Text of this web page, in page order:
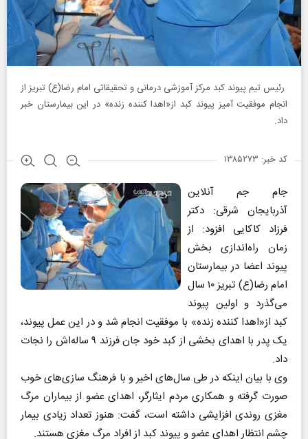
رئیس تیم پیوند کبد مرکز آموزشی درمانی و تحقیقاتی امام رضا(ع) تبریز از
انجام موفقیت آمیز پیوند کبد از«اهدا کننده زنده» در این بیمارستان خبر
داد.
کد خبر: ۱۳۸۵۲۷۳
جام جم آنلاین
آذربایجان شرقی: دکتر
فرزاد کاکایی افزود: از
زمان راه‌اندازی بخش
پیوند اعضا در بیمارستان
امام رضا(ع) تبریز ۱۰ سال
می‌گذرد و اولین پیوند
کبد از«اهدا کننده زنده» با موفقیت انجام شد و در این عمل پیوند،
یک پدر با اهدای بخشی از کبد خود جان فرزند ۹ ساله‌اش را نجات
داد.
وی با بیان اینکه در طی سال‌های اخیر و با فرهنگ سازی‌های خوب
صورت گرفته و همکاری مردم ایثارگر، اهدای عضو از بیماران مرگ
مغزی روندی افزایشی داشته است، گفت: هنوز تعداد زیادی بیمار
چشم انتظار اهدای عضو و پیوند کبد از افراد مرگ مغزی هستند.